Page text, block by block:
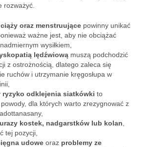
rozważyć.
oraz menstruujące powinny unikać
ważne jest, aby nie obciążać
wysiłkiem,
lędźwiową muszą podchodzić
z ostrożnością, dlatego zaleca się
ruchów i utrzymanie kręgosłupa w
ryzyko odklejenia siatkówki to
dla których warto zrezygnować z
urazy kostek, nadgarstków lub kolan
tej pozycji,
udowe oraz problemy ze